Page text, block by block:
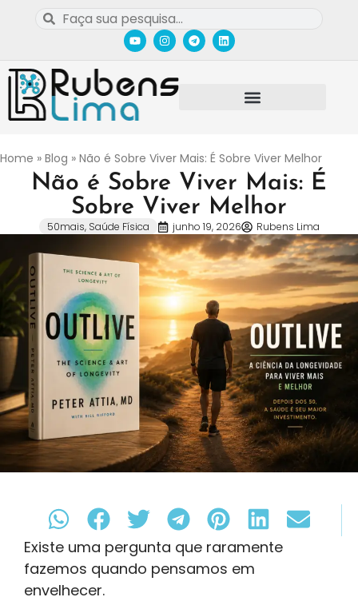
Home » Blog » Não é Sobre Viver Mais: É Sobre Viver Melhor
Não é Sobre Viver Mais: É
Sobre Viver Melhor
50mais, Saúde Física junho 19, 2026 Rubens Lima
Existe uma pergunta que raramente
fazemos quando pensamos em
envelhecer.